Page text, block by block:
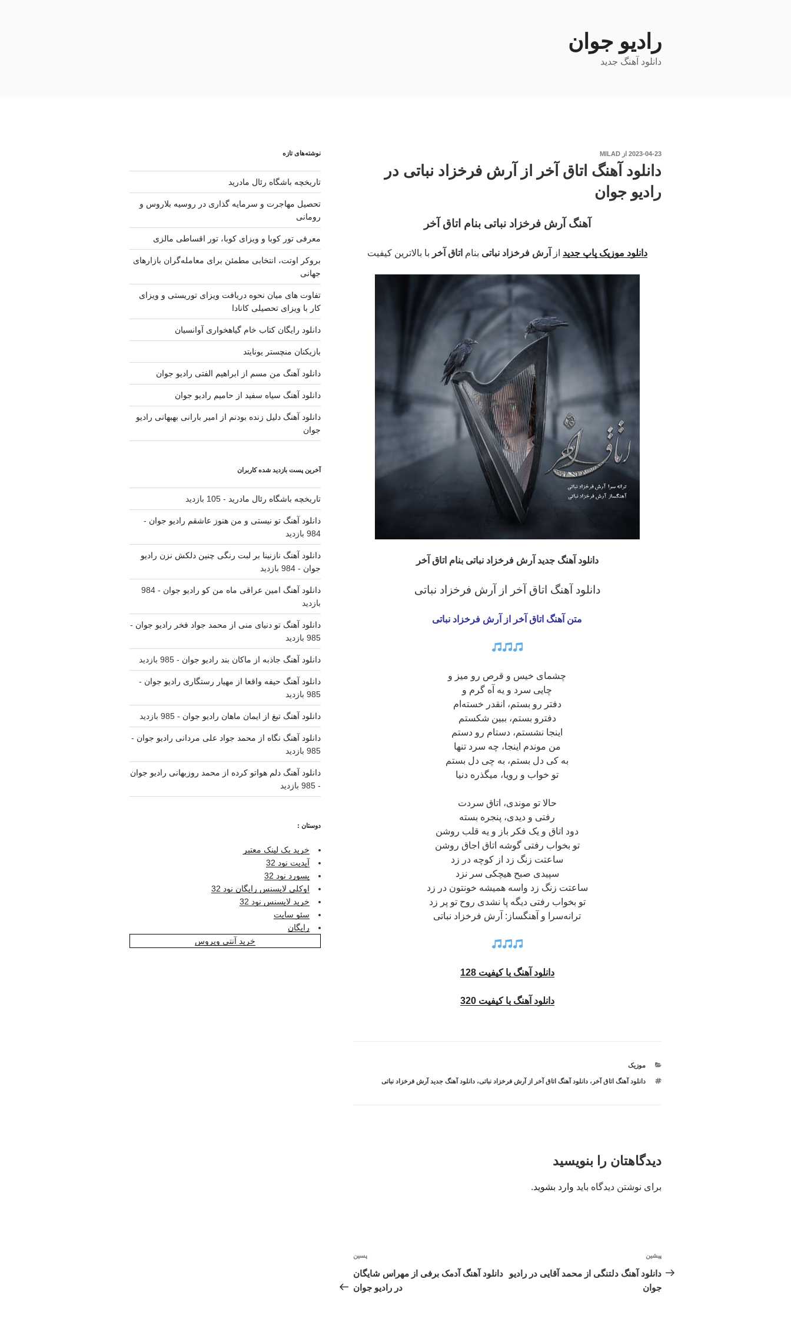
رادیو جوان
دانلود آهنگ جدید
نوشته‌شده
2023-04-23 از MILAD
دانلود آهنگ اتاق آخر از آرش فرخزاد نباتی در
رادیو جوان
آهنگ آرش فرخزاد نباتی بنام اتاق آخر
دانلود موزیک پاپ جدید از آرش فرخزاد نباتی بنام اتاق آخر با بالاترین کیفیت
دانلود آهنگ جدید آرش فرخزاد نباتی بنام اتاق آخر
دانلود آهنگ اتاق آخر از آرش فرخزاد نباتی
متن آهنگ اتاق آخر از آرش فرخزاد نباتی
چشمای خیس و قرص رو میز و
چایی سرد و یه آه گرم و
دفتر رو بستم، انقدر خسته‌ام
دفترو بستم، ببین شکستم
اینجا نشستم، دستام رو دستم
من موندم اینجا، چه سرد تنها
به کی دل بستم، به چی دل بستم
تو خواب و رویا، میگذره دنیا
حالا تو موندی، اتاق سردت
رفتی و دیدی، پنجره بسته
دود اتاق و یک فکر باز و یه قلب روشن
تو بخواب رفتی گوشه اتاق اجاق روشن
ساعتت زنگ زد از کوچه در زد
سپیدی صبح هیچکی سر نزد
ساعتت زنگ زد واسه همیشه خونتون در زد
تو بخواب رفتی دیگه پا نشدی روح تو پر زد
ترانه‌سرا و آهنگساز: آرش فرخزاد نباتی
دانلود آهنگ با کیفیت 128
دانلود آهنگ با کیفیت 320
دسته‌ها
موزیک
برچسب‌ها
دانلود آهنگ اتاق آخر ،دانلود آهنگ اتاق آخر از آرش فرخزاد نباتی،دانلود آهنگ جدید آرش فرخزاد نباتی
دیدگاهتان را بنویسید
برای نوشتن دیدگاه باید وارد بشوید.
راهبری
نوشته
نوشته
قبلی
پیشین
دانلود آهنگ دلتنگی از محمد آقایی در رادیو
جوان
نوشته‌ٔپسین
دانلود آهنگ آدمک برفی از مهراس شایگان
در رادیو جوان
نوشته‌های تازه
تاریخچه باشگاه رئال مادرید
تحصیل مهاجرت و سرمایه گذاری در روسیه بلاروس و
رومانی
معرفی تور کوبا و ویزای کوبا، تور اقساطی مالزی
بروکر اوتت، انتخابی مطمئن برای معامله‌گران بازارهای
جهانی
تفاوت های میان نحوه دریافت ویزای توریستی و ویزای
کار با ویزای تحصیلی کانادا
دانلود رایگان کتاب خام گیاهخواری آوانسیان
بازیکنان منچستر یونایتد
دانلود آهنگ من مسم از ابراهیم الفتی رادیو جوان
دانلود آهنگ سیاه سفید از حامیم رادیو جوان
دانلود آهنگ دلیل زنده بودنم از امیر بارانی بهبهانی رادیو
جوان
آخرین پست بازدید شده کاربران
تاریخچه باشگاه رئال مادرید - 105 بازدید
دانلود آهنگ تو نیستی و من هنوز عاشقم رادیو جوان -
984 بازدید
دانلود آهنگ نازنینا بر لبت رنگی چنین دلکش نزن رادیو
جوان - 984 بازدید
دانلود آهنگ امین عراقی ماه من کو رادیو جوان
- 984
بازدید
دانلود آهنگ تو دنیای منی از محمد جواد فخر رادیو جوان -
985 بازدید
دانلود آهنگ جاذبه از ماکان بند رادیو جوان - 985 بازدید
دانلود آهنگ حیفه واقعا از مهیار رستگاری رادیو جوان -
985 بازدید
دانلود آهنگ تیغ از ایمان ماهان رادیو جوان - 985 بازدید
دانلود آهنگ نگاه از محمد جواد علی مردانی رادیو جوان -
985 بازدید
دانلود آهنگ دلم هواتو کرده از محمد روزبهانی رادیو جوان
- 985 بازدید
دوستان :
خرید بک لینک معتبر
آپدیت نود 32
پسورد نود 32
اوکلی لایسنس رایگان نود 32
خرید لایسنس نود 32
سئو سایت
رایگان
خرید آنتی ویروس